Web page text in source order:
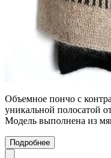
Объемное пончо с
уникальной полосатой
Модель выполнена из
Подробнее